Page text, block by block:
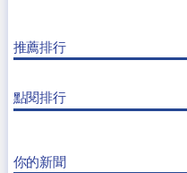
推薦排行
點閱排行
你的新聞